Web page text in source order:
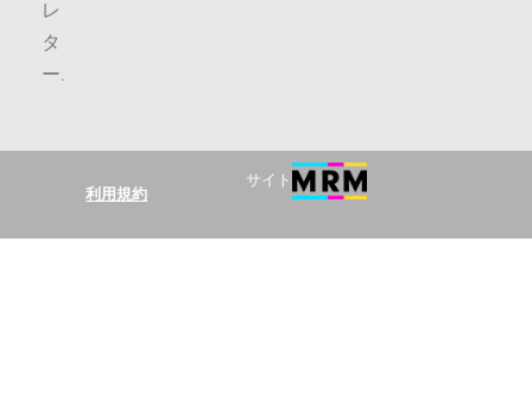
レ
タ
ー.
利用規約
サイト